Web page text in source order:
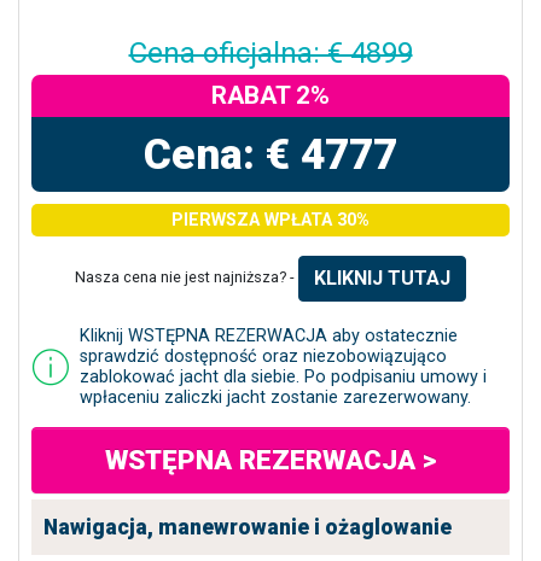
Cena oficjalna: € 4899
RABAT 2%
Cena: € 4777
PIERWSZA WPŁATA 30%
Nasza cena nie jest najniższa? - KLIKNIJ TUTAJ
Kliknij WSTĘPNA REZERWACJA aby ostatecznie
sprawdzić dostępność oraz niezobowiązująco
zablokować jacht dla siebie. Po podpisaniu umowy i
wpłaceniu zaliczki jacht zostanie zarezerwowany.
WSTĘPNA REZERWACJA >
Nawigacja, manewrowanie i ożaglowanie